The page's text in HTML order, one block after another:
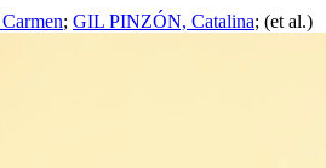
; GIL PINZÓN, Catalina; (et al.)